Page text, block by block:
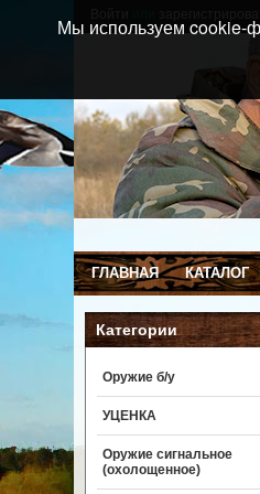
ГЛАВНАЯ КАТАЛОГ
Категории
Оружие б/у
УЦЕНКА
Оружие сигнальное
(охолощенное)
Мы используем cookie-